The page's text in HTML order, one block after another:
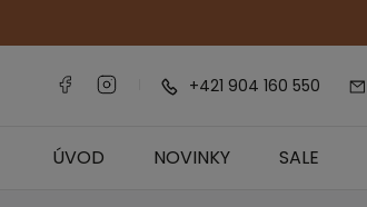
+421 904 160 550
ÚVOD NOVINKY SALE